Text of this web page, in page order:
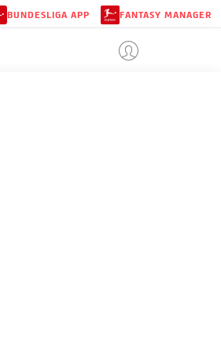
BUNDESLIGA APP FANTASY MANAGER